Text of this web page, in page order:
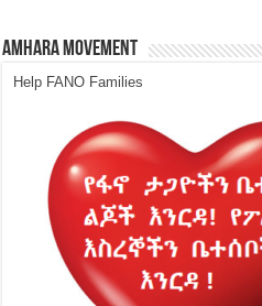
Amhara Movement
Help FANO Families